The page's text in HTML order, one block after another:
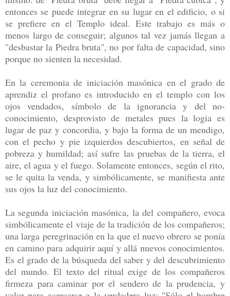
entonces se puede integrar en su lugar en el edificio, o si
se prefiere en el Templo ideal. Este trabajo es más o
menos largo de conseguir; algunos tal vez jamás llegan a
"desbastar la Piedra bruta", no por falta de capacidad, sino
porque no sienten la necesidad.
En la ceremonia de iniciación masónica en el grado de
aprendiz el profano es introducido en el templo con los
ojos vendados, símbolo de la ignorancia y del no-
conocimiento, desprovisto de metales pues la logia es
lugar de paz y concordia, y bajo la forma de un mendigo,
con el pecho y pie izquierdos descubiertos, en señal de
pobreza y humildad; así sufre las pruebas de la tierra, el
aire, el agua y el fuego. Solamente entonces, según el rito,
se le quita la venda, y simbólicamente, se manifiesta ante
sus ojos la luz del conocimiento.
La segunda iniciación masónica, la del compañero, evoca
simbólicamente el viaje de la tradición de los compañeros;
una larga peregrinación en la que el nuevo obrero se ponía
en camino para adquirir aquí y allá nuevos conocimientos.
Es el grado de la búsqueda del saber y del descubrimiento
del mundo. El texto del ritual exige de los compañeros
firmeza para caminar por el sendero de la prudencia, y